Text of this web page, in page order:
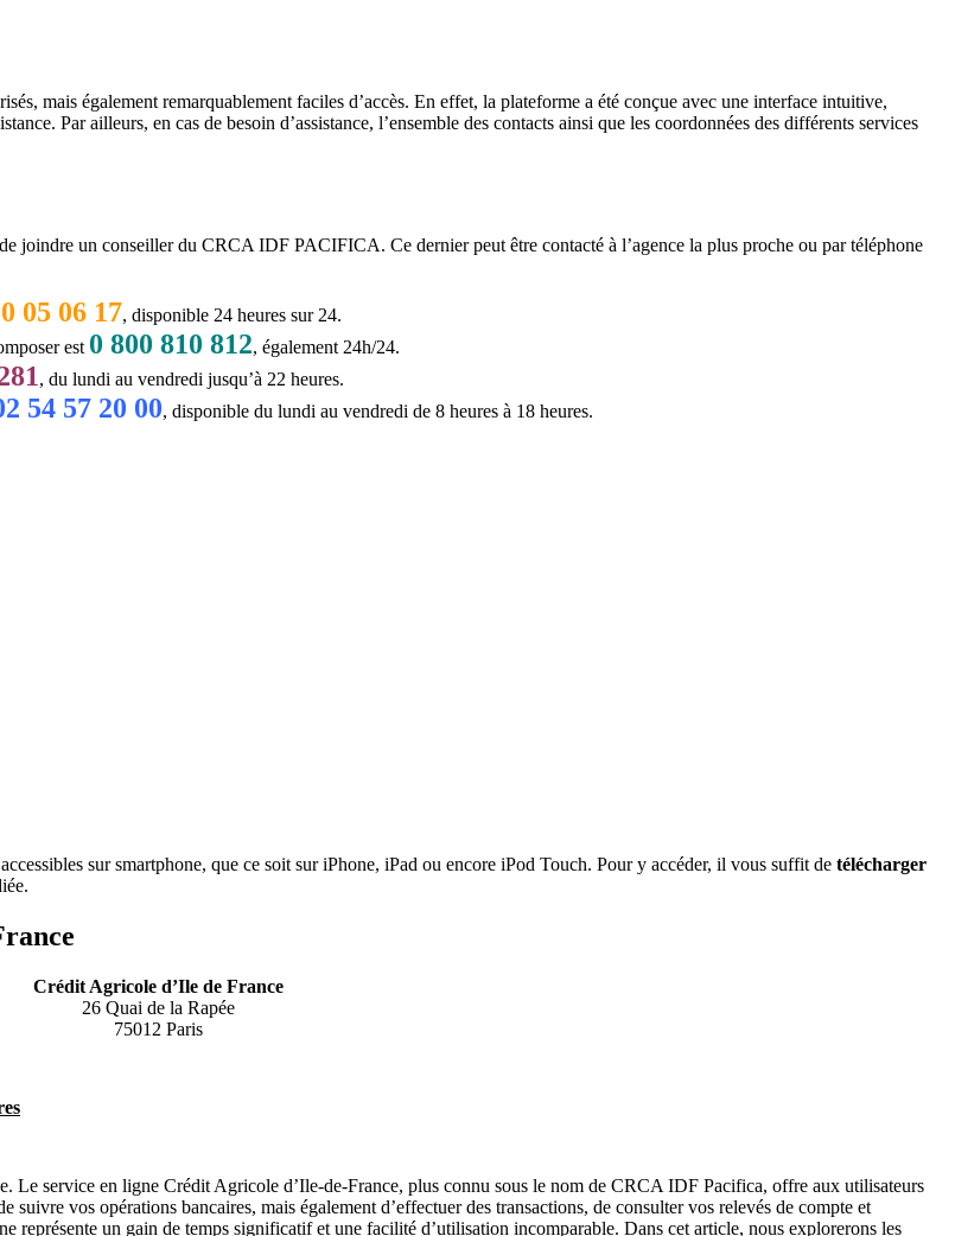
mais également remarquablement faciles d’accès. En effet, la plateforme a été conçue avec une interface intuitive,
Par ailleurs, en cas de besoin d’assistance, l’ensemble des contacts ainsi que les coordonnées des différents services
joindre un conseiller du CRCA IDF PACIFICA. Ce dernier peut être contacté à l’agence la plus proche ou par téléphone
05 06 17, disponible 24 heures sur 24.
est 0 800 810 812, également 24h/24.
, du lundi au vendredi jusqu’à 22 heures.
54 57 20 00, disponible du lundi au vendredi de 8 heures à 18 heures.
sur smartphone, que ce soit sur iPhone, iPad ou encore iPod Touch. Pour y accéder, il vous suffit de télécharger
Crédit Agricole d’Ile de France
26 Quai de la Rapée
75012 Paris
Le service en ligne Crédit Agricole d’Ile-de-France, plus connu sous le nom de CRCA IDF Pacifica, offre aux utilisateurs
vos opérations bancaires, mais également d’effectuer des transactions, de consulter vos relevés de compte et
représente un gain de temps significatif et une facilité d’utilisation incomparable. Dans cet article, nous explorerons les